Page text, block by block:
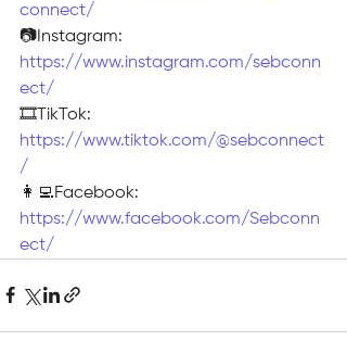
connect/
📷Instagram:
https://www.instagram.com/sebconn
ect/
🎞TikTok:
https://www.tiktok.com/@sebconnect
/
👩‍💻Facebook:
https://www.facebook.com/Sebconn
ect/